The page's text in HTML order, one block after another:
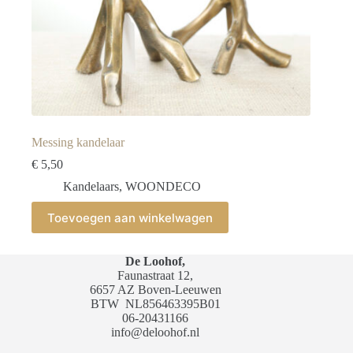
Messing kandelaar
€ 5,50
Kandelaars, WOONDECO
Toevoegen aan winkelwagen
De Loohof,
Faunastraat 12,
6657 AZ Boven-Leeuwen
BTW NL856463395B01
06-20431166
info@deloohof.nl